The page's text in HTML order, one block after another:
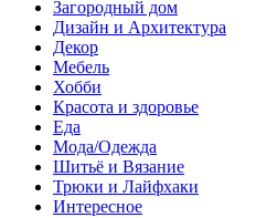
Загородный дом
Дизайн и Архитектура
Декор
Мебель
Хобби
Красота и здоровье
Еда
Мода/Одежда
Шитьё и Вязание
Трюки и Лайфхаки
Интересное